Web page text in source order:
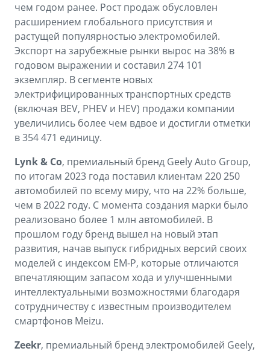
чем годом ранее. Рост продаж обусловлен
расширением глобального присутствия и
растущей популярностью электромобилей.
Экспорт на зарубежные рынки вырос на 38% в
годовом выражении и составил 274 101
экземпляр. В сегменте новых
электрифицированных транспортных средств
(включая BEV, PHEV и HEV) продажи компании
увеличились более чем вдвое и достигли отметки
в 354 471 единицу.
Lynk & Co, премиальный бренд Geely Auto Group,
по итогам 2023 года поставил клиентам 220 250
автомобилей по всему миру, что на 22% больше,
чем в 2022 году. С момента создания марки было
реализовано более 1 млн автомобилей. В
прошлом году бренд вышел на новый этап
развития, начав выпуск гибридных версий своих
моделей с индексом EM-P, которые отличаются
впечатляющим запасом хода и улучшенными
интеллектуальными возможностями благодаря
сотрудничеству с известным производителем
смартфонов Meizu.
Zeekr, премиальный бренд электромобилей Geely,